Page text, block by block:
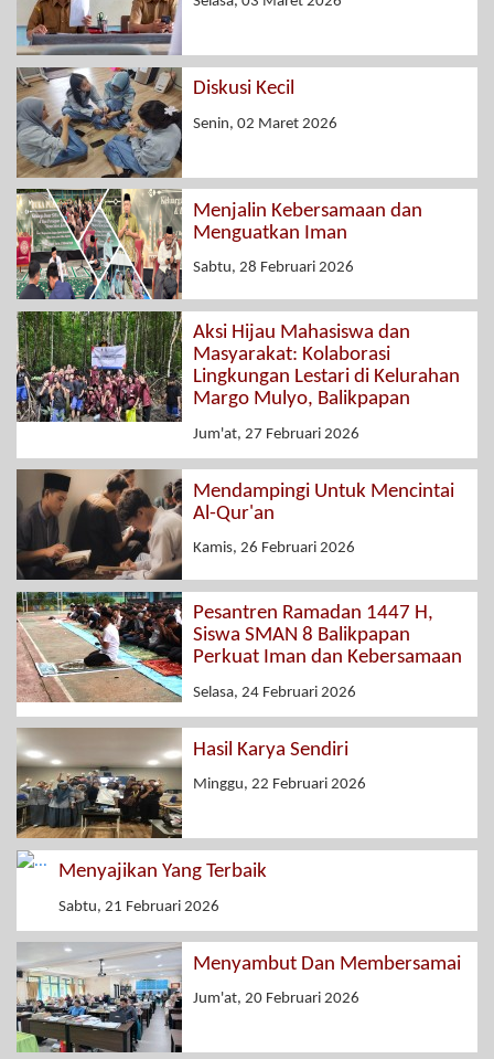
Diskusi Kecil
Senin, 02 Maret 2026
Menjalin Kebersamaan dan
Menguatkan Iman
Sabtu, 28 Februari 2026
Aksi Hijau Mahasiswa dan
Masyarakat: Kolaborasi
Lingkungan Lestari di Kelurahan
Margo Mulyo, Balikpapan
Jum'at, 27 Februari 2026
Mendampingi Untuk Mencintai
Al-Qur'an
Kamis, 26 Februari 2026
Pesantren Ramadan 1447 H,
Siswa SMAN 8 Balikpapan
Perkuat Iman dan Kebersamaan
Selasa, 24 Februari 2026
Hasil Karya Sendiri
Minggu, 22 Februari 2026
Menyajikan Yang Terbaik
Sabtu, 21 Februari 2026
Menyambut Dan Membersamai
Jum'at, 20 Februari 2026